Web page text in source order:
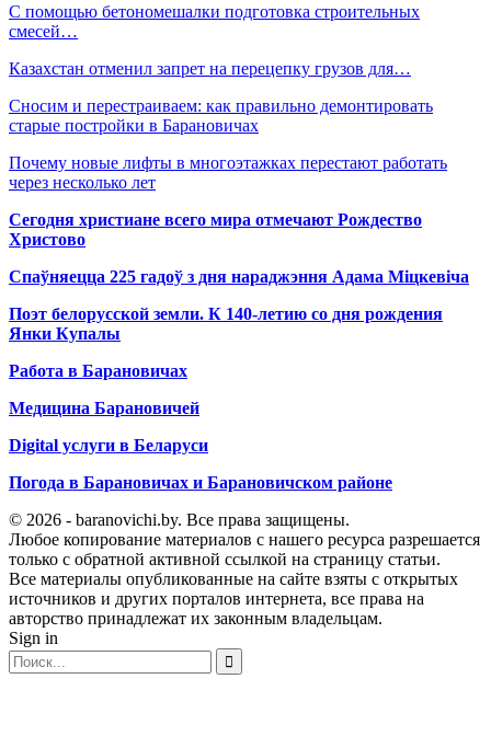
С помощью бетономешалки подготовка строительных
смесей…
Казахстан отменил запрет на перецепку грузов для…
Сносим и перестраиваем: как правильно демонтировать
старые постройки в Барановичах
Почему новые лифты в многоэтажках перестают работать
через несколько лет
Сегодня христиане всего мира отмечают Рождество
Христово
Спаўняецца 225 гадоў з дня нараджэння Адама Міцкевіча
Поэт белорусской земли. К 140-летию со дня рождения
Янки Купалы
Работа в Барановичах
Медицина Барановичей
Digital услуги в Беларуси
Погода в Барановичах и Барановичском районе
© 2026 - baranovichi.by. Все права защищены.
Любое копирование материалов с нашего ресурса разрешается
только с обратной активной ссылкой на страницу статьи.
Все материалы опубликованные на сайте взяты с открытых
источников и других порталов интернета, все права на
авторство принадлежат их законным владельцам.
Sign in